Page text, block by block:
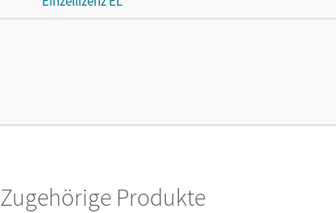
Zugehörige Produkte